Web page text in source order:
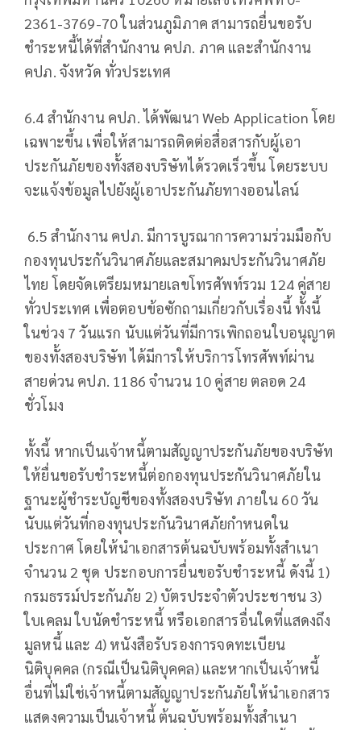
2361-3769-70 ในส่วนภูมิภาค สามารถยื่นขอรับ
ชำระหนี้ได้ที่สำนักงาน คปภ. ภาค และสำนักงาน
คปภ. จังหวัด ทั่วประเทศ
6.4 สำนักงาน คปภ. ได้พัฒนา Web Application โดย
เฉพาะขึ้น เพื่อให้สามารถติดต่อสื่อสารกับผู้เอา
ประกันภัยของทั้งสองบริษัทได้รวดเร็วขึ้น โดยระบบ
จะแจ้งข้อมูลไปยังผู้เอาประกันภัยทางออนไลน์
6.5 สำนักงาน คปภ. มีการบูรณาการความร่วมมือกับ
กองทุนประกันวินาศภัยและสมาคมประกันวินาศภัย
ไทย โดยจัดเตรียมหมายเลขโทรศัพท์รวม 124 คู่สาย
ทั่วประเทศ เพื่อตอบข้อซักถามเกี่ยวกับเรื่องนี้ ทั้งนี้
ในช่วง 7 วันแรก นับแต่วันที่มีการเพิกถอนใบอนุญาต
ของทั้งสองบริษัท ได้มีการให้บริการโทรศัพท์ผ่าน
สายด่วน คปภ. 1186 จำนวน 10 คู่สาย ตลอด 24
ชั่วโมง
ทั้งนี้ หากเป็นเจ้าหนี้ตามสัญญาประกันภัยของบริษัท
ให้ยื่นขอรับชำระหนี้ต่อกองทุนประกันวินาศภัยใน
ฐานะผู้ชำระบัญชีของทั้งสองบริษัท ภายใน 60 วัน
นับแต่วันที่กองทุนประกันวินาศภัยกำหนดใน
ประกาศ โดยให้นำเอกสารต้นฉบับพร้อมทั้งสำเนา
จำนวน 2 ชุด ประกอบการยื่นขอรับชำระหนี้ ดังนี้ 1)
กรมธรรม์ประกันภัย 2) บัตรประจำตัวประชาชน 3)
ใบเคลม ใบนัดชำระหนี้ หรือเอกสารอื่นใดที่แสดงถึง
มูลหนี้ และ 4) หนังสือรับรองการจดทะเบียน
นิติบุคคล (กรณีเป็นนิติบุคคล) และหากเป็นเจ้าหนี้
อื่นที่ไม่ใช่เจ้าหนี้ตามสัญญาประกันภัยให้นำเอกสาร
แสดงความเป็นเจ้าหนี้ ต้นฉบับพร้อมทั้งสำเนา